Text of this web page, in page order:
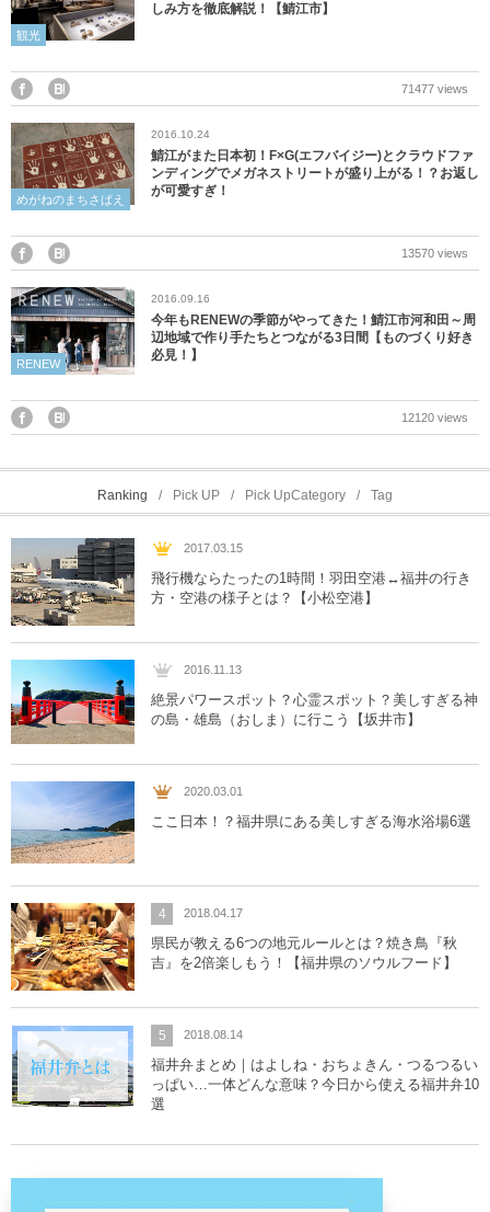
観光
しみ方を徹底解説！【鯖江市】
71477 views
めがねのまちさばえ
2016.10.24
鯖江がまた日本初！F×G(エフバイジー)とクラウドファ
ンディングでメガネストリートが盛り上がる！？お返し
が可愛すぎ！
13570 views
RENEW
2016.09.16
今年もRENEWの季節がやってきた！鯖江市河和田～周
辺地域で作り手たちとつながる3日間【ものづくり好き
必見！】
12120 views
Ranking Pick UP Pick UpCategory Tag
2017.03.15
飛行機ならたったの1時間！羽田空港↔︎福井の行き
方・空港の様子とは？【小松空港】
2016.11.13
絶景パワースポット？心霊スポット？美しすぎる神
の島・雄島（おしま）に行こう【坂井市】
2020.03.01
ここ日本！？福井県にある美しすぎる海水浴場6選
4 2018.04.17
県民が教える6つの地元ルールとは？焼き鳥『秋
吉』を2倍楽しもう！【福井県のソウルフード】
5 2018.08.14
福井弁まとめ｜はよしね・おちょきん・つるつるい
っぱい…一体どんな意味？今日から使える福井弁10
選